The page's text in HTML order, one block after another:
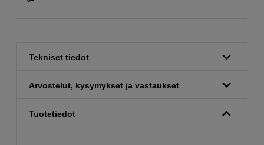
Tekniset tiedot
Arvostelut, kysymykset ja vastaukset
Tuotetiedot